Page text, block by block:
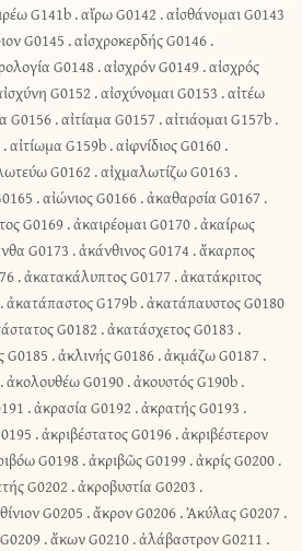
G141b.αἴρω G0142 .αἰσθάνομαι G0143
G0145 .αἰσχροκερδής G0146.
G0148.αἰσχρόν G0149.αἰσχρός
G0152 .αἰσχύνομαι G0153 .αἰτέω
G0156.αἰτίαμα G0157.αἰτιάομαι G157b.
.αἰτίωμα G159b.αἰφνίδιος G0160.
G0162 .αἰχμαλωτίζω G0163 .
.αἰώνιος G0166.ἀκαθαρσία G0167.
G0169.ἀκαιρέομαι G0170.ἀκαίρως
G0173 .ἀκάνθινος G0174 .ἄκαρπος
.ἀκατακάλυπτος G0177.ἀκατάκριτος
ἀκατάπαστος G179b.ἀκατάπαυστος G0180
G0182 .ἀκατάσχετος G0183 .
G0185 .ἀκλινής G0186.ἀκμάζω G0187.
ἀκολουθέω G0190.ἀκουστός G190b.
.ἀκρασία G0192 .ἀκρατής G0193 .
.ἀκριβέστατος G0196.ἀκριβέστερον
G0198.ἀκριβῶς G0199.ἀκρίς G0200.
G0202 .ἀκροβυστία G0203 .
G0205 .ἄκρον G0206.Ἀκύλας G0207.
.ἄκων G0210.ἀλάβαστρον G0211 .